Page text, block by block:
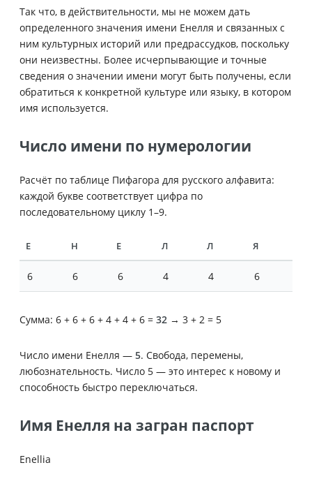
Так что, в действительности, мы не можем дать
определенного значения имени Енелля и связанных с
ним культурных историй или предрассудков, поскольку
они неизвестны. Более исчерпывающие и точные
сведения о значении имени могут быть получены, если
обратиться к конкретной культуре или языку, в котором
имя используется.
Число имени по нумерологии
Расчёт по таблице Пифагора для русского алфавита:
каждой букве соответствует цифра по
последовательному циклу 1–9.
Е Н Е Л Л Я
6 6 6 4 4 6
Сумма: 6 + 6 + 6 + 4 + 4 + 6 = 32 → 3 + 2 = 5
Число имени Енелля — 5. Свобода, перемены,
любознательность. Число 5 — это интерес к новому и
способность быстро переключаться.
Имя Енелля на загран паспорт
Enellia